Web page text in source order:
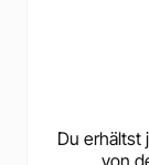
Du erhältst
von